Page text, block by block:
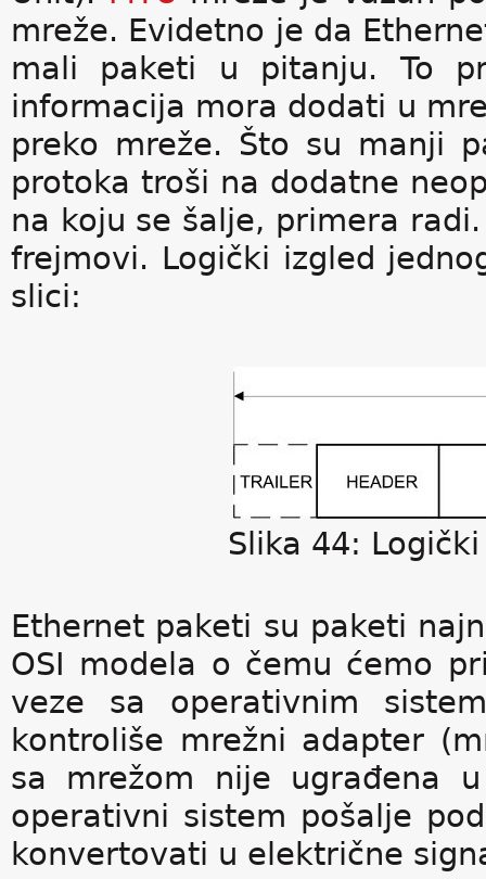
mreže. Evidetno je da
mali paketi u pitanju. To
informacija mora dodati u
preko mreže. Što su manji
protoka troši na dodatne
na koju se šalje, primera
frejmovi. Logički izgled
slici:
Slika 44:
Ethernet paketi su paketi
OSI modela o čemu ćemo
veze sa operativnim
kontroliše mrežni adapter
sa mrežom nije ugrađena
operativni sistem pošalje
konvertovati u električne